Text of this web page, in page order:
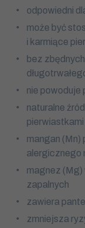
odpowiedni
może być
i karmiące
bez
nie powoduje
naturalne
mangan
alergicznego
magnez (Mg)
zapalnych
zawiera
zmniejsza